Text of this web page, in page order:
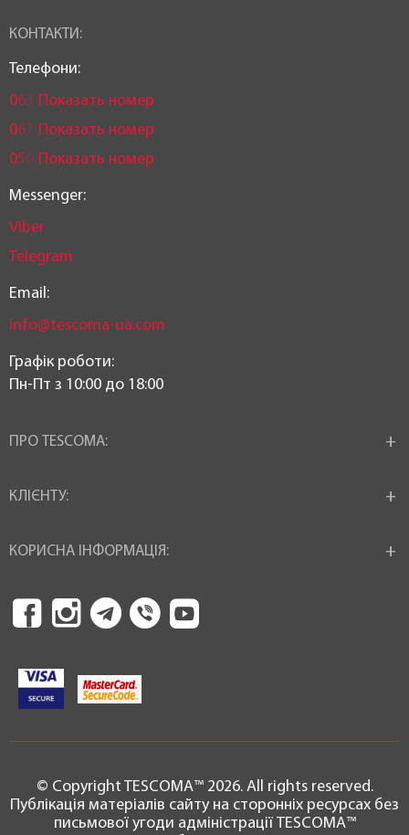
КОНТАКТИ:
Телефони:
063 Показать номер
067 Показать номер
050 Показать номер
Messenger:
Viber
Telegram
Email:
info@tescoma-ua.com
Графік роботи:
Пн-Пт з 10:00 до 18:00
ПРО TESCOMA:
КЛІЄНТУ:
КОРИСНА ІНФОРМАЦІЯ:
© Copyright TESCOMA™ 2026. All rights reserved.
Публікація матеріалів сайту на сторонніх ресурсах без
письмової угоди адміністрації TESCOMA™